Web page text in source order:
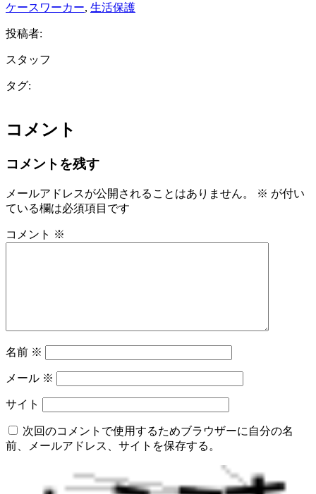
ケースワーカー, 生活保護
投稿者:
スタッフ
タグ:
コメント
コメントを残す
メールアドレスが公開されることはありません。 ※ が付い
ている欄は必須項目です
コメント ※
名前 ※
メール ※
サイト
次回のコメントで使用するためブラウザーに自分の名
前、メールアドレス、サイトを保存する。